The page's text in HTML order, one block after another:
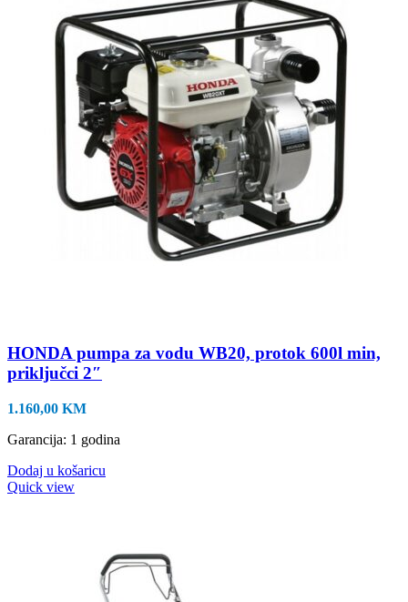
HONDA pumpa za vodu WB20, protok 600l min,
priključci 2″
1.160,00 KM
Garancija: 1 godina
Dodaj u košaricu
Quick view